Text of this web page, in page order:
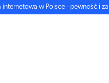
internetowa w Polsce - pewność i